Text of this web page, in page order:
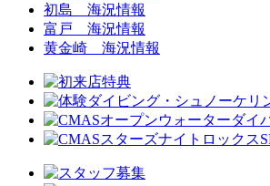
初島 海況情報
富戸 海況情報
黄金崎 海況情報